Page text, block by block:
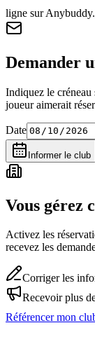
ligne sur Anybuddy.
Demander
Indiquez le
joueur aimerait
Date
Informer le club
Vous gérez
Activez les
recevez les
Corriger les
Recevoir plus
Référencer mon